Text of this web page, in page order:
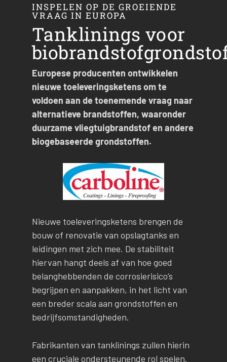
INSPELEN OP DE GROEIENDE
VRAAG IN EUROPA
Tanklinings voor
Europese producenten ontwikkelen
nieuwe toeleveringsketens om te
voldoen aan de toenemende vraag naar
alternatieve brandstoffen, waaronder
duurzame vliegtuigbrandstof en andere
biogebaseerde grondstoffen.
Nieuwe toeleveringsketens brengen de
bouw of renovatie van opslagtanks en
leidingen met zich mee. De stabiliteit
hiervan hangt deels af van hoe goed
belanghebbenden de corrosierisico’s
begrijpen en aanpakken, in het licht van
een breder scala aan grondstoffen en
bedrijfsomstandigheden.
Fabrikanten van tanklinings zullen hierin
een cruciale ondersteunende rol spelen.